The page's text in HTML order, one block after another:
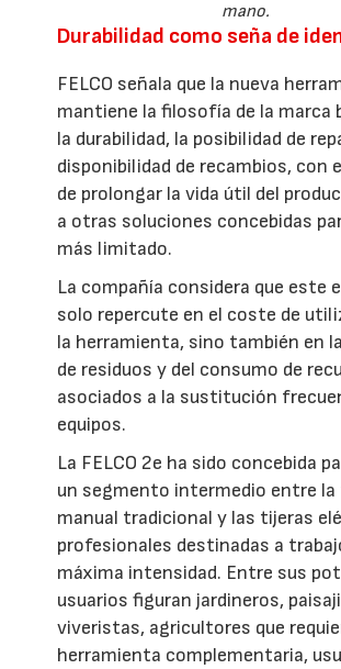
mano.
Durabilidad como seña de
FELCO señala que la nueva
mantiene la filosofía de la marca
la durabilidad, la posibilidad de
disponibilidad de recambios, con
de prolongar la vida útil del
a otras soluciones concebidas
más limitado.
La compañía considera que este
solo repercute en el coste de
la herramienta, sino también en
de residuos y del consumo de
asociados a la sustitución
equipos.
La FELCO 2e ha sido concebida
un segmento intermedio entre la
manual tradicional y las tijeras
profesionales destinadas a
máxima intensidad. Entre sus
usuarios figuran jardineros,
viveristas, agricultores que
herramienta complementaria,